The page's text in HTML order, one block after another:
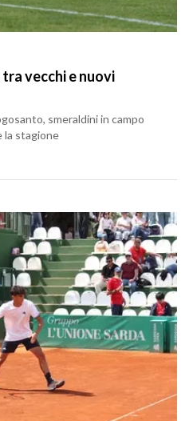
vecchi e nuovi
smeraldini in campo
la stagione